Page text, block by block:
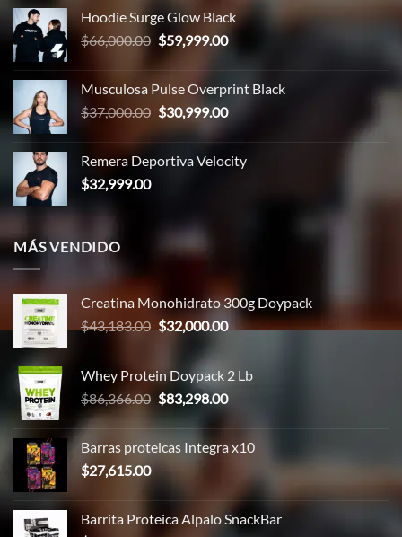
original
era:
$65,000.00.
actual
es:
$58,999.00.
Hoodie Surge Glow Black
$66,000.00 El
era:
$66,000.00.
$59,999.00El
es:
$59,999.00.
Musculosa Pulse Overprint Black
$37,000.00 El
precio
era:
$30,999.00El
es:
Remera Deportiva Velocity
$32,999.00
MÁS VENDIDO
Creatina Monohidrato 300g Doypack
$43,183.00 El
original
era:
$43,183.00.
$32,000.00El
es:
$32,000.00.
Whey Protein Doypack 2 Lb
$86,366.00 El
precio
era:
$86,366.00.
$83,298.00El
es:
$83,298.00.
Barras proteicas Integra x10
$27,615.00
Barrita Proteica Alpalo SnackBar